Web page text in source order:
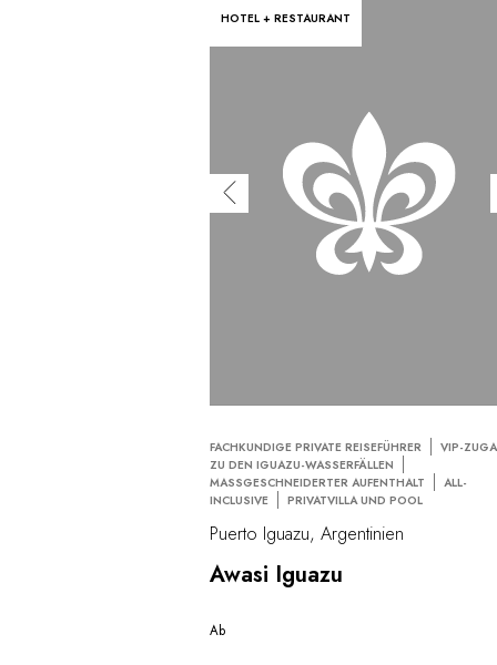
HOTEL + RESTAURANT
FACHKUNDIGE PRIVATE REISEFÜHRER
VIP-
ZU DEN IGUAZU-WASSERFÄLLEN
MASSGESCHNEIDERTER AUFENTHALT
ALL-
INCLUSIVE
PRIVATVILLA UND POOL
Puerto Iguazu, Argentinien
Awasi Iguazu
Ab